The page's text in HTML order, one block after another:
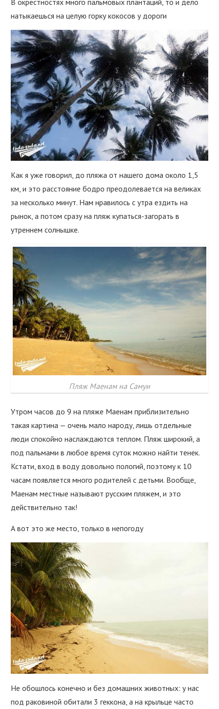
натыкаешься на целую горку кокосов у дороги
Как я уже говорил, до пляжа от нашего дома около 1,5
км, и это расстояние бодро преодолевается на великах
за несколько минут. Нам нравилось с утра ездить на
рынок, а потом сразу на пляж купаться-загорать в
утреннем солнышке.
Пляж Маенам на Самуи
Утром часов до 9 на пляже Маенам приблизительно
такая картина — очень мало народу, лишь отдельные
люди спокойно наслаждаются теплом. Пляж широкий, а
под пальмами в любое время суток можно найти тенек.
Кстати, вход в воду довольно пологий, поэтому к 10
часам появляется много родителей с детьми. Вообще,
Маенам местные называют русским пляжем, и это
действительно так!
А вот это же место, только в непогоду
Не обошлось конечно и без домашних животных: у нас
под раковиной обитали 3 геккона, а на крыльце часто